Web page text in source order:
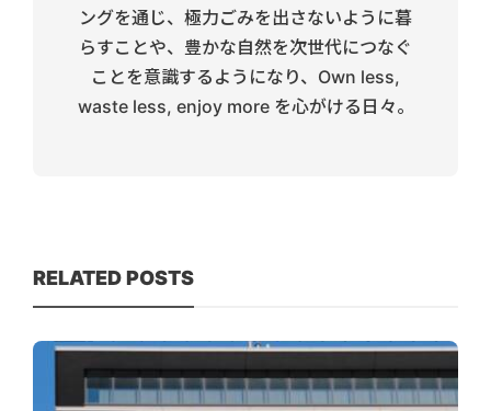
ングを通じ、極力ごみを出さないように暮
らすことや、豊かな自然を次世代につなぐ
ことを意識するようになり、Own less,
waste less, enjoy more を心がける日々。
RELATED POSTS